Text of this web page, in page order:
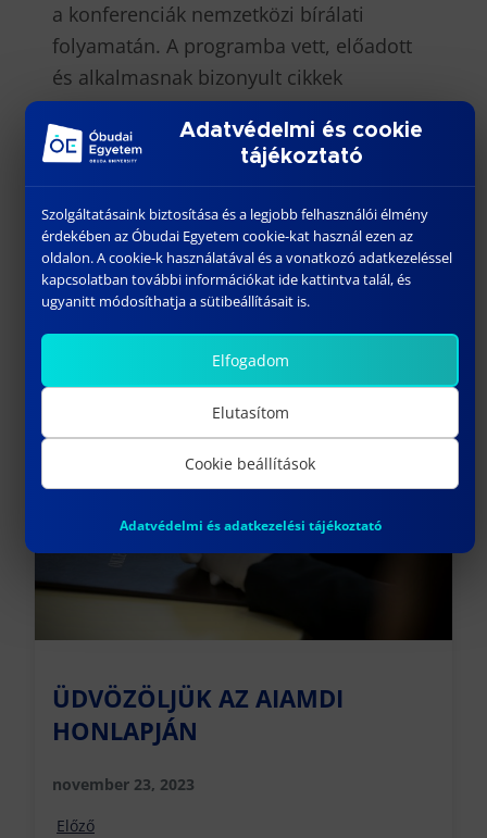
a konferenciák nemzetközi bírálati
folyamatán. A programba vett, előadott
és alkalmasnak bizonyult cikkek
bekerülnek az IEEE XPlore digitális
könyvtárba.
Horváth László
Operatív igazgató
További híreink
ÜDVÖZÖLJÜK AZ AIAMDI
HONLAPJÁN
november 23, 2023
Előző
Adatvédelmi és cookie
tájékoztató
Szolgáltatásaink biztosítása és a legjobb felhasználói élmény
érdekében az Óbudai Egyetem cookie-kat használ ezen az
oldalon. A cookie-k használatával és a vonatkozó adatkezeléssel
kapcsolatban további információkat ide kattintva talál, és
ugyanitt módosíthatja a sütibeállításait is.
Elfogadom
Elutasítom
Cookie beállítások
Adatvédelmi és adatkezelési tájékoztató